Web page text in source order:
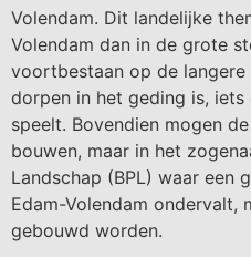
Volendam. Dit landelijke
Volendam dan in de grote
voortbestaan op de
dorpen in het geding is,
speelt. Bovendien mogen
bouwen, maar in het
Landschap (BPL) waar een
Edam-Volendam ondervalt,
gebouwd worden.